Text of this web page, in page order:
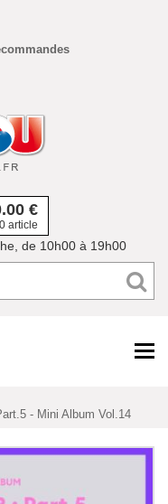
€
0 article
de 10h00 à 19h00
- Mini Album Vol.14